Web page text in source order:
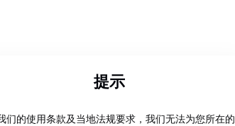
提示
们的使用条款及当地法规要求，我们无法为您所在的